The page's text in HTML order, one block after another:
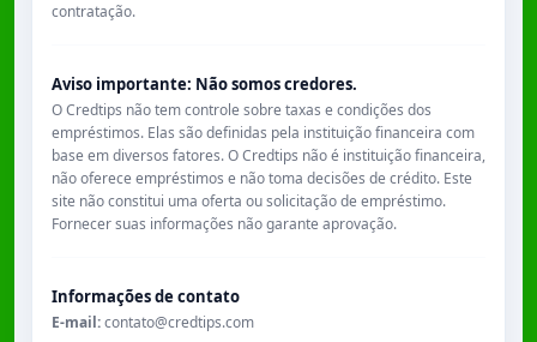
contratação.
Aviso importante: Não somos credores.
O Credtips não tem controle sobre taxas e condições dos
empréstimos. Elas são definidas pela instituição financeira com
base em diversos fatores. O Credtips não é instituição financeira,
não oferece empréstimos e não toma decisões de crédito. Este
site não constitui uma oferta ou solicitação de empréstimo.
Fornecer suas informações não garante aprovação.
Informações de contato
E-mail:contato@credtips.com